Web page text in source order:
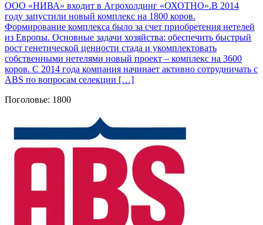
ООО «НИВА» входит в Агрохолдинг «ОХОТНО».В 2014
году запустили новый комплекс на 1800 коров.
Формирование комплекса было за счет приобретения нетелей
из Европы. Основные задачи хозяйства: обеспечить быстрый
рост генетической ценности стада и укомплектовать
собственными нетелями новый проект – комплекс на 3600
коров. С 2014 года компания начинает активно сотрудничать с
ABS по вопросам селекции […]
Поголовье: 1800